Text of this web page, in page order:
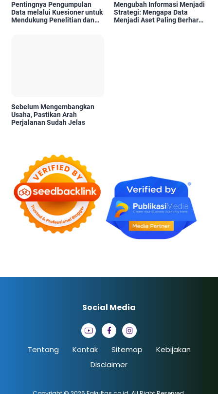
Pentingnya Pengumpulan
Data melalui Kuesioner untuk
Mendukung Penelitian dan
Mengubah Informasi Menjadi
Strategi: Mengapa Data
Menjadi Aset Paling Berharga
Sebelum Mengembangkan
Usaha, Pastikan Arah
Perjalanan Sudah Jelas
Tentang Kontak Sitemap
Kebijakan
Disclaimer
Social Media